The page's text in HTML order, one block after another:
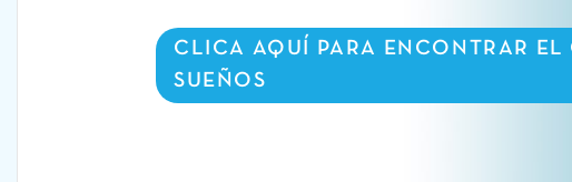
CLICA AQUÍ PARA ENCONTRAR EL
SUEÑOS